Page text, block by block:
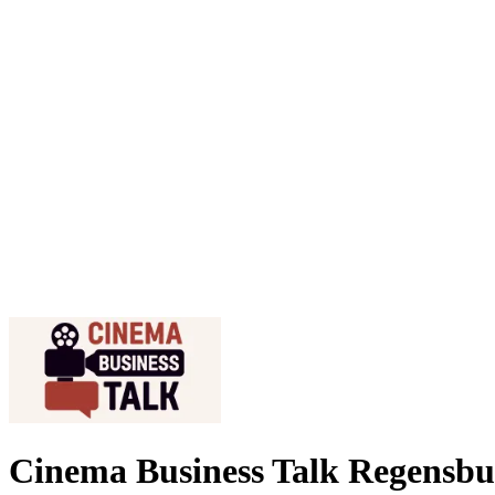
Cinema Business Talk